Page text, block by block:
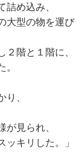
め込み、
大型の物を運び
階と１階に、
、
見られ、
ッキリした。」